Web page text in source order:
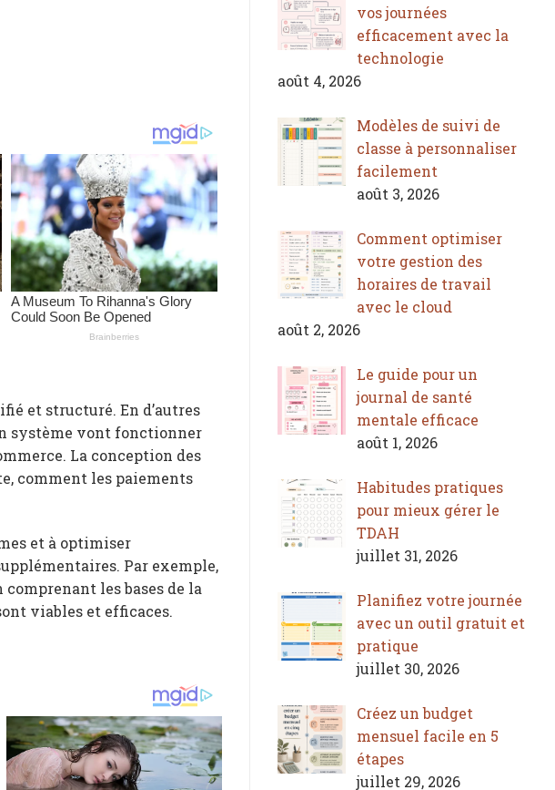
et structuré. En d’autres
système vont fonctionner
La conception des
comment les paiements
et à optimiser
Par exemple,
les bases de la
viables et efficaces.
vos journées
efficacement avec la
technologie
août 4, 2026
Modèles de suivi de
classe à personnaliser
facilement
août 3, 2026
Comment optimiser
votre gestion des
horaires de travail
avec le cloud
août 2, 2026
Le guide pour un
journal de santé
mentale efficace
août 1, 2026
Habitudes pratiques
pour mieux gérer le
TDAH
juillet 31, 2026
Planifiez votre journée
avec un outil gratuit et
pratique
juillet 30, 2026
Créez un budget
mensuel facile en 5
étapes
juillet 29, 2026